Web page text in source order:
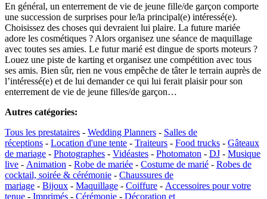
En général, un enterrement de vie de jeune fille/de garçon comporte
une succession de surprises pour le/la principal(e) intéressé(e).
Choisissez des choses qui devraient lui plaire. La future mariée
adore les cosmétiques ? Alors organisez une séance de maquillage
avec toutes ses amies. Le futur marié est dingue de sports moteurs ?
Louez une piste de karting et organisez une compétition avec tous
ses amis. Bien sûr, rien ne vous empêche de tâter le terrain auprès de
l’intéressé(e) et de lui demander ce qui lui ferait plaisir pour son
enterrement de vie de jeune filles/de garçon…
Autres catégories:
Tous les prestataires - Wedding Planners - Salles de
réceptions - Location d'une tente - Traiteurs - Food trucks - Gâteaux
de mariage - Photographes - Vidéastes - Photomaton - DJ - Musique
live - Animation - Robe de mariée - Costume de marié - Robes de
cocktail, soirée & cérémonie - Chaussures de
mariage - Bijoux - Maquillage - Coiffure - Accessoires pour votre
tenue - Imprimés - Cérémonie - Décoration et